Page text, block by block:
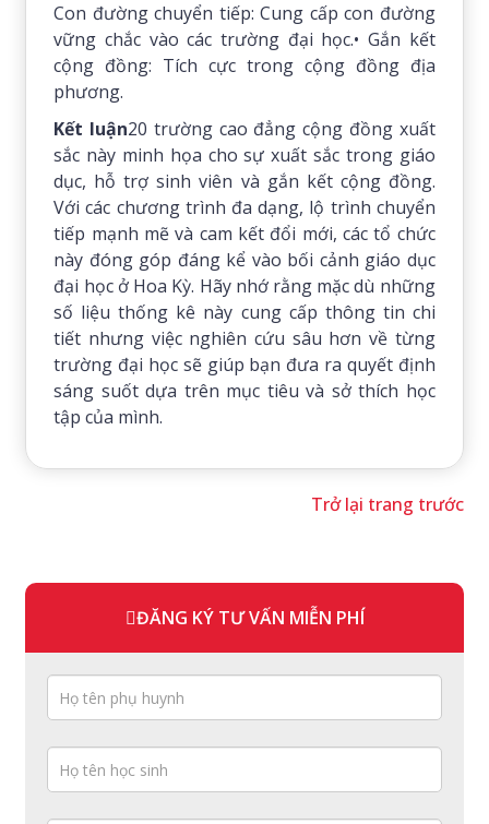
Con đường chuyển tiếp: Cung cấp con đường
vững chắc vào các trường đại học.• Gắn kết
cộng đồng: Tích cực trong cộng đồng địa
phương.
Kết luận20 trường cao đẳng cộng đồng xuất
sắc này minh họa cho sự xuất sắc trong giáo
dục, hỗ trợ sinh viên và gắn kết cộng đồng.
Với các chương trình đa dạng, lộ trình chuyển
tiếp mạnh mẽ và cam kết đổi mới, các tổ chức
này đóng góp đáng kể vào bối cảnh giáo dục
đại học ở Hoa Kỳ. Hãy nhớ rằng mặc dù những
số liệu thống kê này cung cấp thông tin chi
tiết nhưng việc nghiên cứu sâu hơn về từng
trường đại học sẽ giúp bạn đưa ra quyết định
sáng suốt dựa trên mục tiêu và sở thích học
tập của mình.
Trở lại trang trước
ĐĂNG KÝ TƯ VẤN MIỄN PHÍ